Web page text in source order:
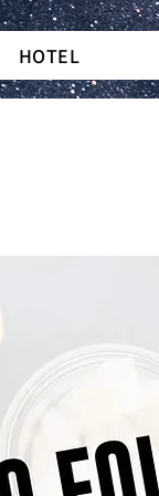
HOTEL